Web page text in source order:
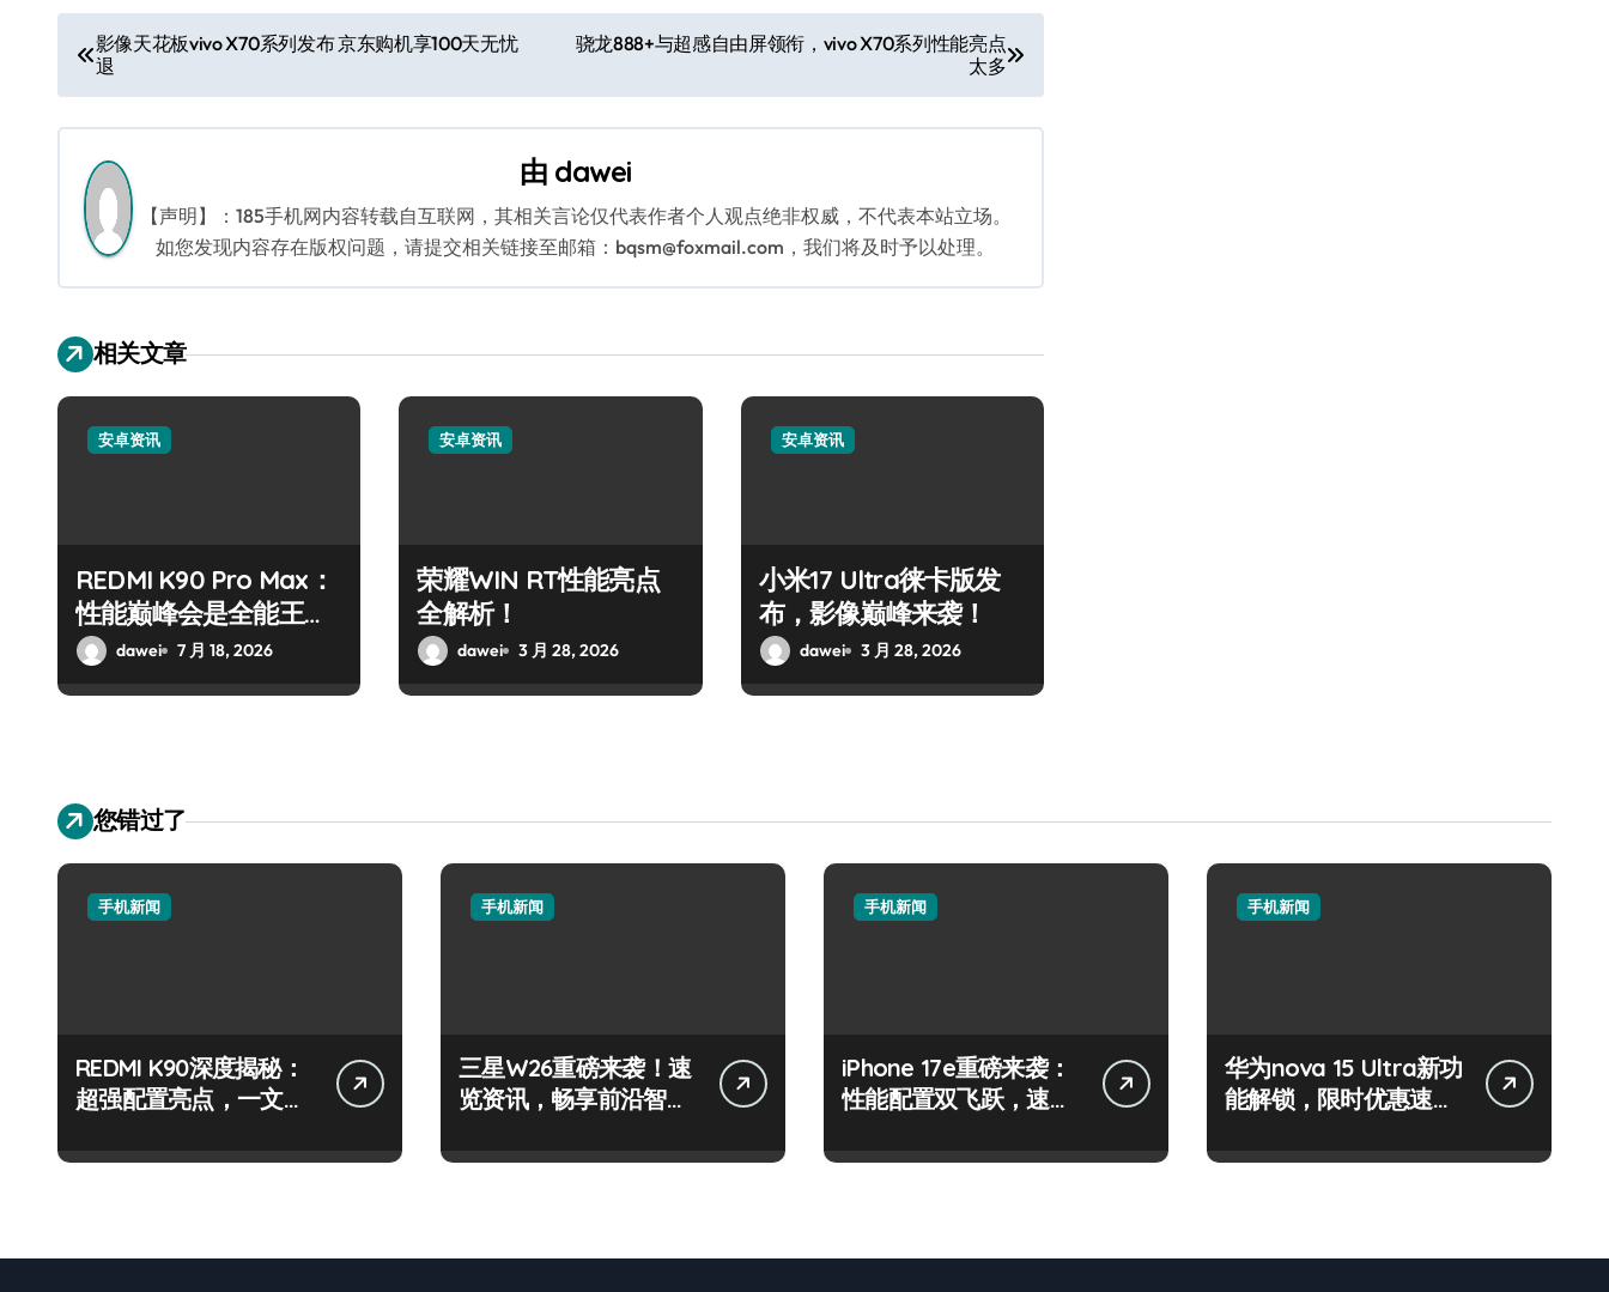
文
章
导
航
影像天花板vivo X70系列发布 京东购机享100天无忧
退
骁龙888+与超感自由屏领衔，vivo X70系列性能亮点
太多
由 dawei
【声明】：185手机网内容转载自互联网，其相关言论仅代表作者个人观点绝非权威，不代表本站立场。
如您发现内容存在版权问题，请提交相关链接至邮箱：bqsm@foxmail.com，我们将及时予以处理。
相关文章
安卓资讯
REDMI K90 Pro Max：
性能巅峰会是全能王
者？dawei 7 月 18, 2026
安卓资讯
荣耀WIN RT性能亮点
全解析！
dawei 3 月 28, 2026
安卓资讯
小米17 Ultra徕卡版发
布，影像巅峰来袭！
dawei 3 月 28, 2026
您错过了
手机新闻
REDMI K90深度揭秘：
超强配置亮点，一文全
手机新闻
三星W26重磅来袭！速
览资讯，畅享前沿智能
手机新闻
iPhone 17e重磅来袭：
性能配置双飞跃，速览
手机新闻
华为nova 15 Ultra新功
能解锁，限时优惠速来